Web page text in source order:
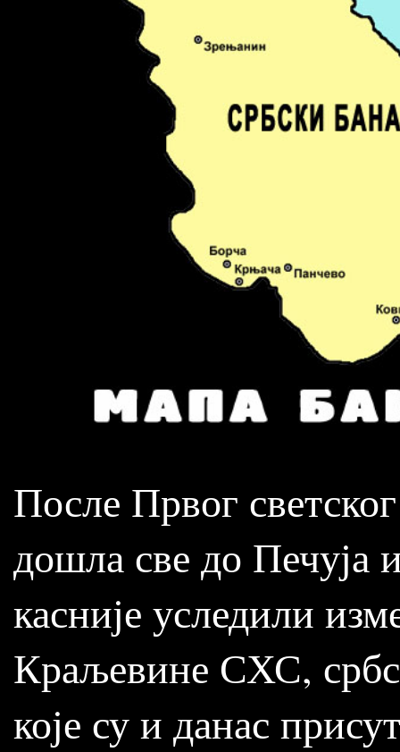
После Првог
дошла све до Печуја
касније уследили
Краљевине СХС,
које су и данас